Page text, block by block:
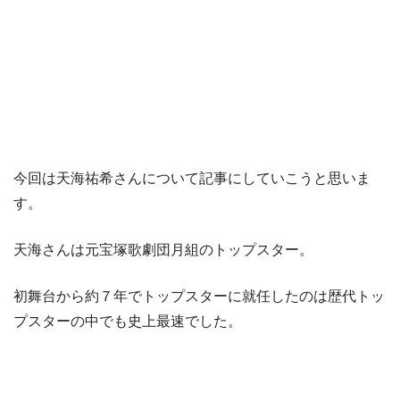
今回は天海祐希さんについて記事にしていこうと思いま
す。
天海さんは元宝塚歌劇団月組のトップスター。
初舞台から約７年でトップスターに就任したのは歴代トッ
プスターの中でも史上最速でした。